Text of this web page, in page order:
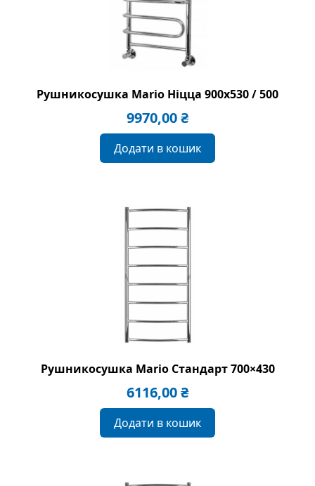
Рушникосушка Mario Ніцца 900х530 / 500
9970,00₴
Додати в кошик
Рушникосушка Mario Стандарт 700×430
6116,00₴
Додати в кошик